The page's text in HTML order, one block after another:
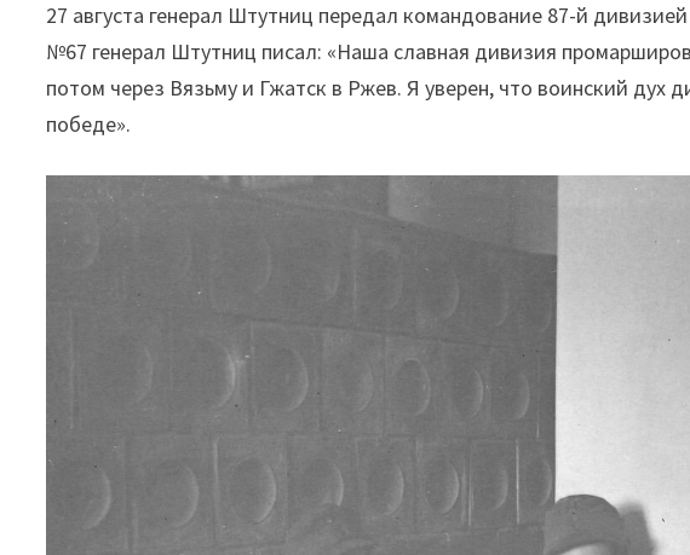
27 августа генерал Штутниц передал командование 87-й
№67 генерал Штутниц писал: «Наша славная дивизия
потом через Вязьму и Гжатск в Ржев. Я уверен, что воинский дух
победе».